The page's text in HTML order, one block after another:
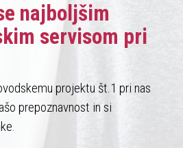
najboljšim
servisom pri
projektu št.1 pri nas
prepoznavnost in si